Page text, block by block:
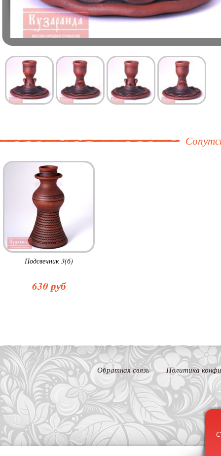
Подсвечник 3(б)
630 руб
Обратная связь Политика